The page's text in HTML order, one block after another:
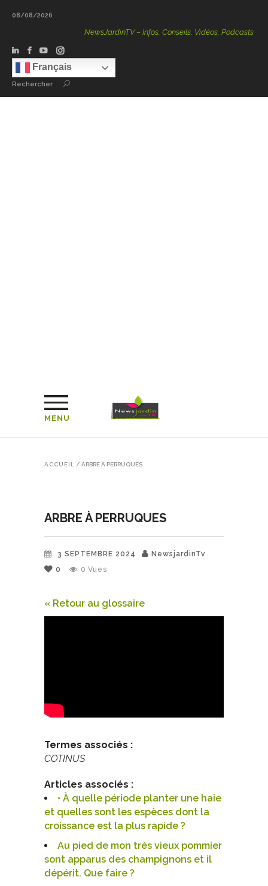
08/08/2026
NewsJardinTV – Infos, Conseils, Vidéos, Podcasts – 100
Français
Rechercher
MENU
ACCUEIL / ARBRE À PERRUQUES
ARBRE À PERRUQUES
3 SEPTEMBRE 2024
NewsjardinTv
0
0 Vues
« Retour au glossaire
Termes associés :
COTINUS
Articles associés :
• À quelle période planter une haie
et quelles sont les espèces dont la
croissance est la plus rapide ?
Au pied de mon très vieux pommier
sont apparus des champignons et il
dépérit. Que faire ?